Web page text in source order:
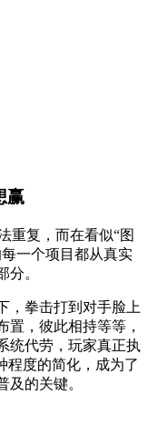
赢
重复，而在看似“图
一个项目都从真实
分。
，拳击打到对手脸上
置，彼此相持等等，
统代劳，玩家真正执
程度的简化，成为了
的关键。